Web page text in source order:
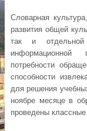
Словарная
развития общей
так и
потребности
способности
для решения
ноябре месяце в
проведены